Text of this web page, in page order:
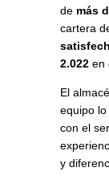
de más
cartera
2.022 en
El
equipo
con el
y